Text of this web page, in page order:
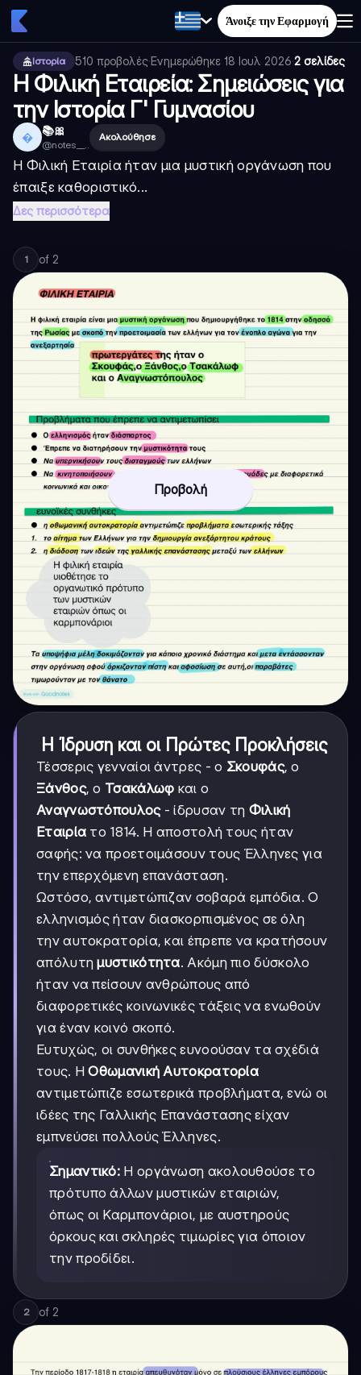
Άνοιξε την Εφαρμογή
Ιστορία 510 προβολές·Ενημερώθηκε 18 Ιουλ 2026·2 σελίδες
Η Φιλική Εταιρεία: Σημειώσεις για
την Ιστορία Γ' Γυμνασίου
 📚🎀
@notes__..
Ακολούθησε
Η Φιλική Εταιρία ήταν μια μυστική οργάνωση που
έπαιξε καθοριστικό...
Δες περισσότερα
1 of 2
Προβολή
Η Ίδρυση και οι Πρώτες Προκλήσεις
Τέσσερις γενναίοι άντρες - ο Σκουφάς, ο
Ξάνθος, ο Τσακάλωφ και ο
Αναγνωστόπουλος- ίδρυσαν τη Φιλική
Εταιρία το 1814. Η αποστολή τους ήταν
σαφής: να προετοιμάσουν τους Έλληνες για
την επερχόμενη επανάσταση.
Ωστόσο, αντιμετώπιζαν σοβαρά εμπόδια. Ο
ελληνισμός ήταν διασκορπισμένος σε όλη
την αυτοκρατορία, και έπρεπε να κρατήσουν
απόλυτημυστικότητα. Ακόμη πιο δύσκολο
ήταν να πείσουν ανθρώπους από
διαφορετικές κοινωνικές τάξεις να ενωθούν
για έναν κοινό σκοπό.
Ευτυχώς, οι συνθήκες ευνοούσαν τα σχέδιά
τους. ΗΟθωμανική Αυτοκρατορία
αντιμετώπιζε εσωτερικά προβλήματα, ενώ οι
ιδέες της Γαλλικής Επανάστασης είχαν
εμπνεύσει πολλούς Έλληνες.
Σημαντικό: Η οργάνωση ακολουθούσε το
πρότυπο άλλων μυστικών εταιριών,
όπως οι Καρμπονάριοι, με αυστηρούς
όρκους και σκληρές τιμωρίες για όποιον
την προδίδει.
2 of 2